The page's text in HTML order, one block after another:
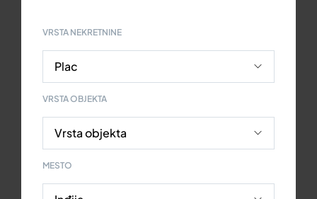
VRSTA NEKRETNINE
VRSTA OBJEKTA
MESTO